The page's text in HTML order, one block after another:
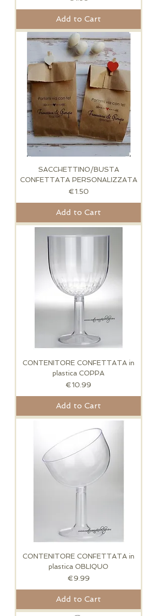
Add to Cart
SACCHETTINO/BUSTA
CONFETTATA PERSONALIZZATA
Price
€1.50
Add to Cart
CONTENITORE CONFETTATA in
plastica COPPA
Price
€10.99
Add to Cart
CONTENITORE CONFETTATA in
plastica OBLIQUO
Price
€9.99
Add to Cart